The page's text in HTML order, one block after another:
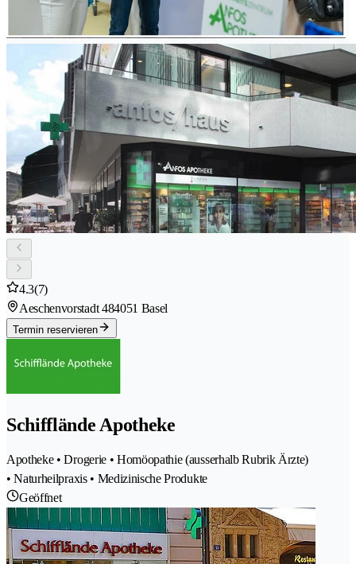
4.3(7)
Aeschenvorstadt 484051 Basel
Termin reservieren
Schifflände Apotheke
Apotheke • Drogerie • Homöopathie (ausserhalb Rubrik Ärzte)
• Naturheilpraxis • Medizinische Produkte
Geöffnet